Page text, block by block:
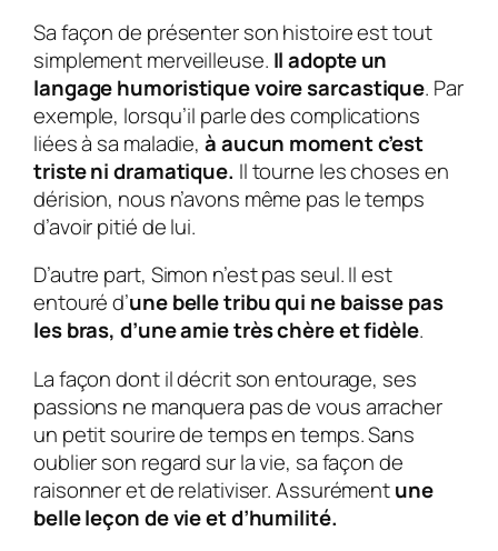
Sa façon de présenter son histoire est tout
simplement merveilleuse. Il adopte un
langage humoristique voire sarcastique. Par
exemple, lorsqu’il parle des complications
liées à sa maladie, à aucun moment c’est
triste ni dramatique. Il tourne les choses en
dérision, nous n’avons même pas le temps
d’avoir pitié de lui.
D’autre part, Simon n’est pas seul. Il est
entouré d’une belle tribu qui ne baisse pas
les bras, d’une amie très chère et fidèle.
La façon dont il décrit son entourage, ses
passions ne manquera pas de vous arracher
un petit sourire de temps en temps. Sans
oublier son regard sur la vie, sa façon de
raisonner et de relativiser. Assurémentune
belle leçon de vie et d’humilité.